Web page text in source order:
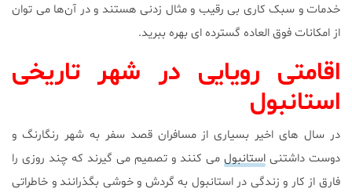
خدمات و سبک کاری بی ‌رقیب و مثال زدنی هستند و در آن‌ها می ‌توان
از امکانات فوق ‌العاده گسترده ای بهره ببرید.
اقامتی رویایی در شهر تاریخی
استانبول
در سال های اخیر بسیاری از مسافران قصد سفر به شهر رنگارنگ و
دوست داشتنی استانبول می کنند و تصمیم می گیرند که چند روزی را
فارق از کار و زندگی در استانبول به گردش و خوشی بگذرانند و خاطراتی